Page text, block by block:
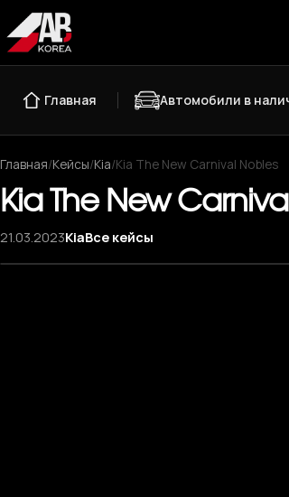
Главная Автомобили в
Главная/Кейсы/Kia/Kia The New Carnival Nobles
Kia The New
21.03.2023KiaВсе кейсы